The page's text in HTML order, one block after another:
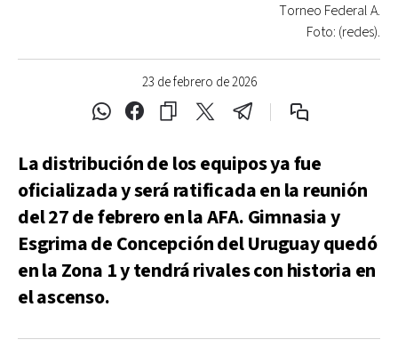
23 de febrero de 2026
Torneo Federal A.
Foto: (redes).
La distribución de los equipos ya fue
oficializada y será ratificada en la reunión
del 27 de febrero en la AFA. Gimnasia y
Esgrima de Concepción del Uruguay quedó
en la Zona 1 y tendrá rivales con historia en
el ascenso.